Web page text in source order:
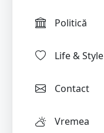
Politică
Life & Style
Contact
Vremea